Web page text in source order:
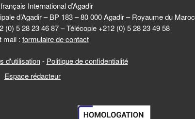
International d’Agadir
d’Agadir – BP 183 – 80 000 Agadir – Royaume du Maroc
(0) 5 28 23 46 87 – Télécopie +212 (0) 5 28 23 49 58
mail : formulaire de contact
d'utilisation- Politique de confidentialité
Espace rédacteur